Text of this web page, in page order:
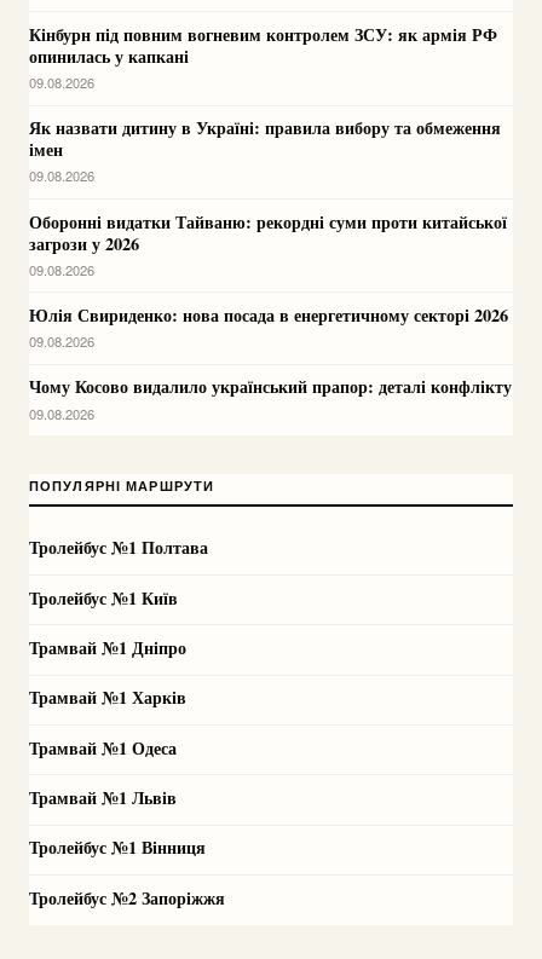
Кінбурн під повним вогневим контролем ЗСУ: як армія РФ
опинилась у капкані
09.08.2026
Як назвати дитину в Україні: правила вибору та обмеження
імен
09.08.2026
Оборонні видатки Тайваню: рекордні суми проти китайської
загрози у 2026
09.08.2026
Юлія Свириденко: нова посада в енергетичному секторі 2026
09.08.2026
Чому Косово видалило український прапор: деталі конфлікту
09.08.2026
ПОПУЛЯРНІ МАРШРУТИ
Тролейбус №1 Полтава
Тролейбус №1 Київ
Трамвай №1 Дніпро
Трамвай №1 Харків
Трамвай №1 Одеса
Трамвай №1 Львів
Тролейбус №1 Вінниця
Тролейбус №2 Запоріжжя